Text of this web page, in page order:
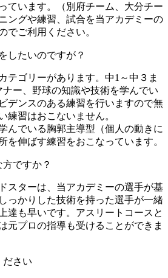
ています。（別府チーム、大分チー
ングや練習、試合を当アカデミーの
でご利用ください。
したいのですが？
テゴリーがあります。中1～中３ま
ー、野球の知識や技術を学んでい
デンスのある練習を行いますので無
練習はおこないません。
んでいる胸郭主導型（個人の動きに
を伸ばす練習をおこなっています。
ですか？
スターは、当アカデミーの選手が基
っかりした技術を持った選手が一緒
達も早いです。アスリートコースと
元プロの指導も受けることができま
ださい